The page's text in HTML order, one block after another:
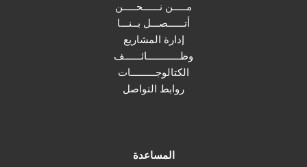
مـــــن نــــــحـــــن
أتــــــصـــل بــنـــا
إدارة المشاريع
وظــــــــــــائــــــف
الكتالوجـــــــــات
روابط التواصل
المساعدة